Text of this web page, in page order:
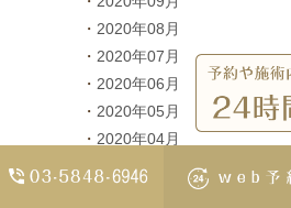
2020年08月
2020年07月
2020年06月
2020年05月
2020年04月
2020年03月